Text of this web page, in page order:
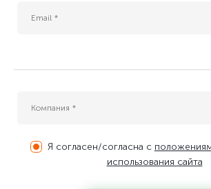
Я согласен/согласна с
использования сайта